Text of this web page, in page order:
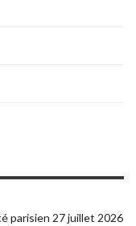
parisien 27 juillet 2026